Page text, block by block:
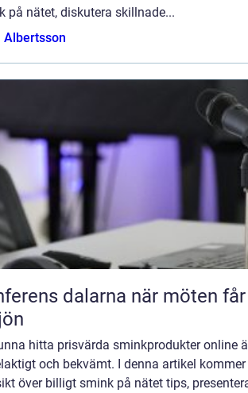
på nätet, diskutera skillnade...
Albertsson
dalarna när möten får extra kraft av
hitta prisvärda sminkprodukter online
och bekvämt. I denna artikel
över billigt smink på nätet tips,